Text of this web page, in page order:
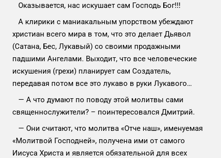
Оказывается, нас искушает сам Господь Бог!!!
А клирики с маниакальным упорством убеждают
христиан всего мира в том, что это делает Дьявол
(Сатана, Бес, Лукавый) со своими продажными
падшими Ангелами. Выходит, что все человеческие
искушения (грехи) планирует сам Создатель,
передавая потом все это лукаво в руки Лукавого…
— А что думают по поводу этой молитвы сами
священнослужители? – поинтересовался Дмитрий.
— Они считают, что молитва «Отче наш», именуемая
«Молитвой Господней», получена ими от самого
Иисуса Христа и является обязательной для всех